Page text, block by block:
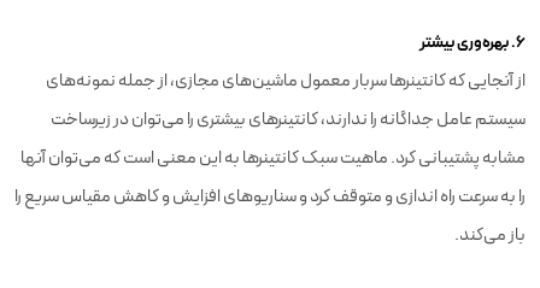
۶. بهره‌وری بیشتر
از آنجایی که کانتینرها سربار معمول ماشین‌های مجازی، از جمله نمونه‌های
سیستم عامل جداگانه را ندارند، کانتینرهای بیشتری را می‌توان در زیرساخت
مشابه پشتیبانی کرد. ماهیت سبک کانتینرها به این معنی است که می‌توان آنها
را به سرعت راه اندازی و متوقف کرد و سناریوهای افزایش و کاهش مقیاس سریع را
باز می‌کند.